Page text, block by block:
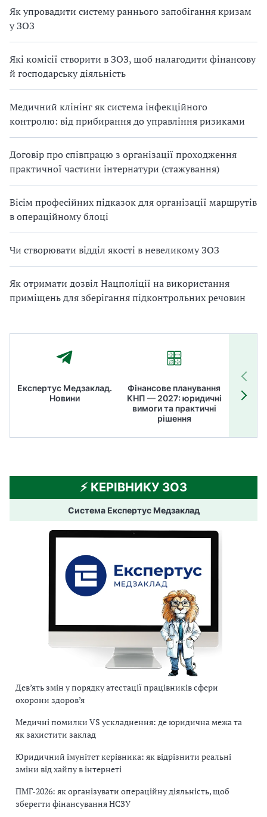
Як упровадити систему раннього запобігання кризам
у ЗОЗ
Які комісії створити в ЗОЗ, щоб налагодити фінансову
й господарську діяльність
Медичний клінінг як система інфекційного
контролю: від прибирання до управління ризиками
Договір про співпрацю з організації проходження
практичної частини інтернатури (стажування)
Вісім професійних підказок для організації маршрутів
в операційному блоці
Чи створювати відділ якості в невеликому ЗОЗ
Як отримати дозвіл Нацполіції на використання
приміщень для зберігання підконтрольних речовин
Експертус Медзаклад.
Новини
Фінансове планування
КНП — 2027: юридичні
вимоги та практичні
рішення
⚡️ КЕРІВНИКУ ЗОЗ
Система Експертус Медзаклад
Дев’ять змін у порядку атестації працівників сфери
охорони здоров’я
Медичні помилки VS ускладнення: де юридична межа та
як захистити заклад
Юридичний імунітет керівника: як відрізнити реальні
зміни від хайпу в інтернеті
ПМГ-2026: як організувати операційну діяльність, щоб
зберегти фінансування НСЗУ